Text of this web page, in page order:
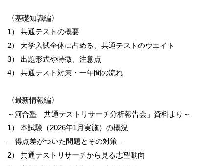
〈基礎知識編〉
1） 共通テストの概要
2） 大学入試全体に占める、共通テストのウエイト
3） 出題形式や特徴、注意点
4） 共通テスト対策・一年間の流れ
〈最新情報編〉
～河合塾 共通テストリサーチ分析報告会」資料より～
1） 本試験（2026年1月実施）の概況
―得点差がついた問題とその対策―
2） 共通テストリサーチから見る志望動向